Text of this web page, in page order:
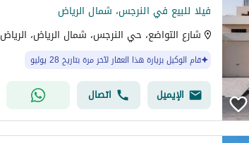
فيلا للبيع في النرجس، شمال الرياض
شارع التواضع، حي النرجس، شمال الرياض، الرياض
قام الوكيل بزيارة هذا العقار لآخر مرة بتاريخ 28 يوليو
الإيميل اتصال